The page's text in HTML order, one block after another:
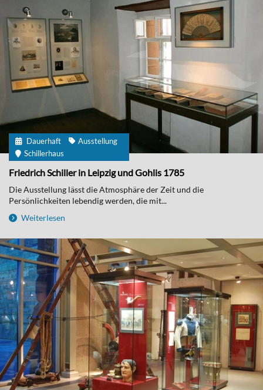
Dauerhaft
Ausstellung
Schillerhaus
Friedrich Schiller in Leipzig und Gohlis 1785
Die Ausstellung lässt die Atmosphäre der Zeit und die
Persönlichkeiten lebendig werden, die mit...
Weiterlesen